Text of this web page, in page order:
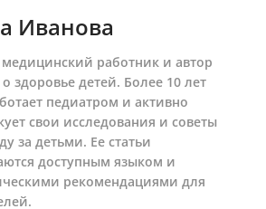
Иванова
работник и автор
о здоровье детей. Более 10 лет
педиатром и активно
свои исследования и советы
за детьми. Ее статьи
доступным языком и
рекомендациями для